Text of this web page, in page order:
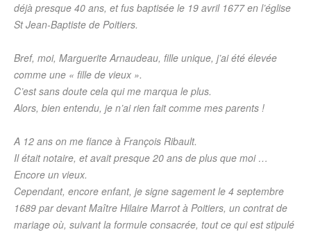
déjà presque 40 ans, et fus baptisée le 19 avril 1677 en l’église
St Jean-Baptiste de Poitiers.
Bref, moi, Marguerite Arnaudeau, fille unique, j’ai été élevée
comme une « fille de vieux ».
C’est sans doute cela qui me marqua le plus.
Alors, bien entendu, je n’ai rien fait comme mes parents !
A 12 ans on me fiance à François Ribault.
Il était notaire, et avait presque 20 ans de plus que moi …
Encore un vieux.
Cependant, encore enfant, je signe sagement le 4 septembre
1689 par devant Maître Hilaire Marrot à Poitiers, un contrat de
mariage où, suivant la formule consacrée, tout ce qui est stipulé